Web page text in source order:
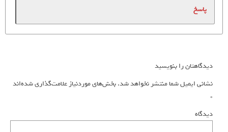
پاسخ
دیدگاهتان را بنویسید
نشانی ایمیل شما منتشر نخواهد شد.بخش‌های موردنیاز علامت‌گذاری شده‌اند
*
دیدگاه